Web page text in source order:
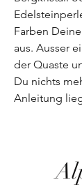
Farben
aus. Ausser
der Quaste
Du nichts
Anleitung